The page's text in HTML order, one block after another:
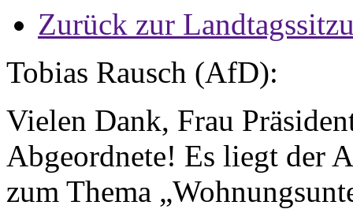
Zurück zur
Tobias Rausch (AfD):
Vielen Dank, Frau
Abgeordnete! Es liegt der
zum Thema